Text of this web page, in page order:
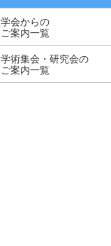
学会からの
ご案内一覧
学術集会・研究会の
ご案内一覧